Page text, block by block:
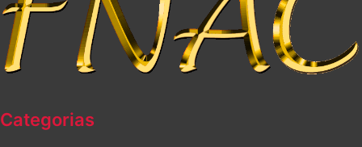
Categorias